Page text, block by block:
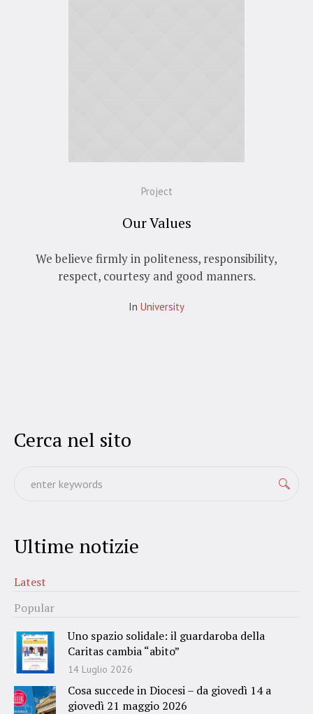
Project
Our Values
We believe firmly in politeness, responsibility,
respect, courtesy and good manners.
In University
Cerca nel sito
Ultime notizie
Latest
Popular
Uno spazio solidale: il guardaroba della
Caritas cambia “abito”
14 Luglio 2026
Cosa succede in Diocesi – da giovedì 14 a
giovedì 21 maggio 2026